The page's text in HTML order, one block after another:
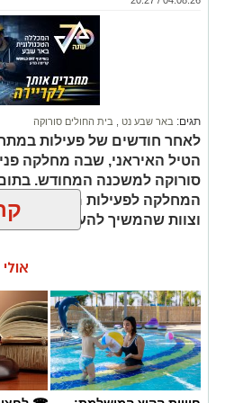
תגים: באר שבע נט בית החולים סורוקה
לאחר חודשים של פעילות
הטיל האיראני, שבה מחלקה
סורוקה למשכנה המחודש. בתום
המחלקה לפעילות מלאה עם
וצוות שהמשיך להעניק טיפול